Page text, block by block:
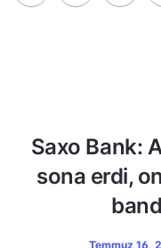
Saxo Bank:
sona erdi,
Temmuz 16,